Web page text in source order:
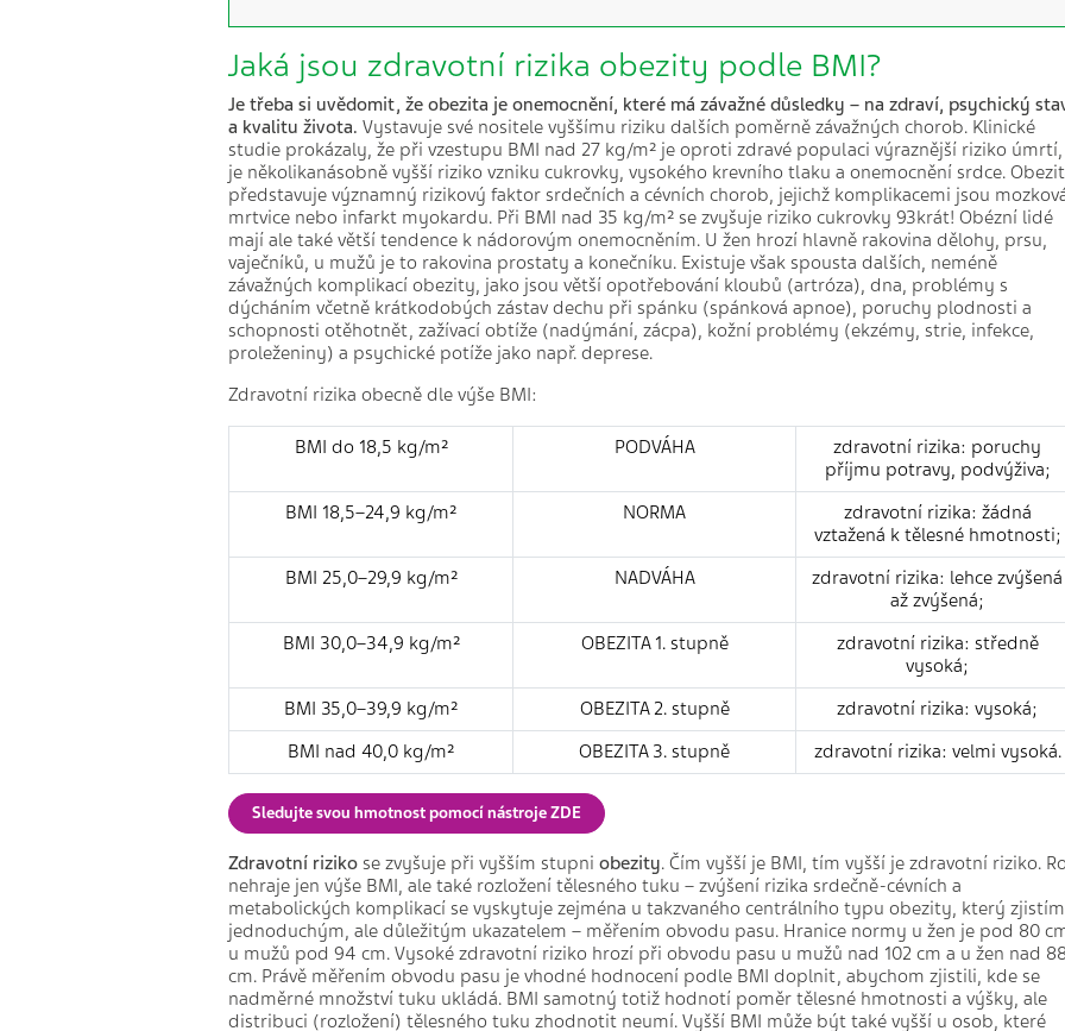
Jaká jsou zdravotní rizika obezity podle BMI?
Je třeba si uvědomit, že obezita je onemocnění, které má závažné důsledky – na zdraví, psychický
a kvalitu života. Vystavuje své nositele vyššímu riziku dalších poměrně závažných chorob. Klinické
studie prokázaly, že při vzestupu BMI nad 27 kg/m² je oproti zdravé populaci výraznější riziko úmrtí,
je několikanásobně vyšší riziko vzniku cukrovky, vysokého krevního tlaku a onemocnění srdce.
představuje významný rizikový faktor srdečních a cévních chorob, jejichž komplikacemi jsou
mrtvice nebo infarkt myokardu. Při BMI nad 35 kg/m² se zvyšuje riziko cukrovky 93krát! Obézní lidé
mají ale také větší tendence k nádorovým onemocněním. U žen hrozí hlavně rakovina dělohy, prsu,
vaječníků, u mužů je to rakovina prostaty a konečníku. Existuje však spousta dalších, neméně
závažných komplikací obezity, jako jsou větší opotřebování kloubů (artróza), dna, problémy s
dýcháním včetně krátkodobých zástav dechu při spánku (spánková apnoe), poruchy plodnosti a
schopnosti otěhotnět, zažívací obtíže (nadýmání, zácpa), kožní problémy (ekzémy, strie, infekce,
proleženiny) a psychické potíže jako např. deprese.
Zdravotní rizika obecně dle výše BMI:
BMI do 18,5 kg/m² PODVÁHA
zdravotní rizika: poruchy
příjmu potravy, podvýživa;
BMI 18,5–24,9 kg/m²
NORMA
zdravotní rizika: žádná
vztažená k tělesné hmotnosti;
BMI 25,0–29,9 kg/m²
NADVÁHA
zdravotní rizika: lehce zvýšená
až zvýšená;
BMI 30,0–34,9 kg/m²
OBEZITA 1. stupně
zdravotní rizika: středně
vysoká;
BMI 35,0–39,9 kg/m²
OBEZITA 2. stupně
zdravotní rizika: vysoká;
BMI nad 40,0 kg/m²
OBEZITA 3. stupně zdravotní rizika: velmi vysoká.
Sledujte svou hmotnost pomocí nástroje ZDE
Zdravotní riziko se zvyšuje při vyšším stupni obezity. Čím vyšší je BMI, tím vyšší je zdravotní riziko.
nehraje jen výše BMI, ale také rozložení tělesného tuku – zvýšení rizika srdečně-cévních a
metabolických komplikací se vyskytuje zejména u takzvaného centrálního typu obezity, který
jednoduchým, ale důležitým ukazatelem – měřením obvodu pasu. Hranice normy u žen je pod 80
u mužů pod 94 cm. Vysoké zdravotní riziko hrozí při obvodu pasu u mužů nad 102 cm a u žen nad 88
cm. Právě měřením obvodu pasu je vhodné hodnocení podle BMI doplnit, abychom zjistili, kde se
nadměrné množství tuku ukládá. BMI samotný totiž hodnotí poměr tělesné hmotnosti a výšky, ale
distribuci (rozložení) tělesného tuku zhodnotit neumí. Vyšší BMI může být také vyšší u osob, které